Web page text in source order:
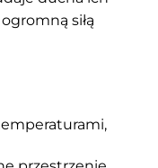
siłą